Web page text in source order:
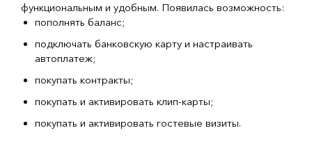
функциональным и удобным. Появилась возможность:
пополнять баланс;
подключать банковскую карту и настраивать
автоплатеж;
покупать контракты;
покупать и активировать клип-карты;
покупать и активировать гостевые визиты.